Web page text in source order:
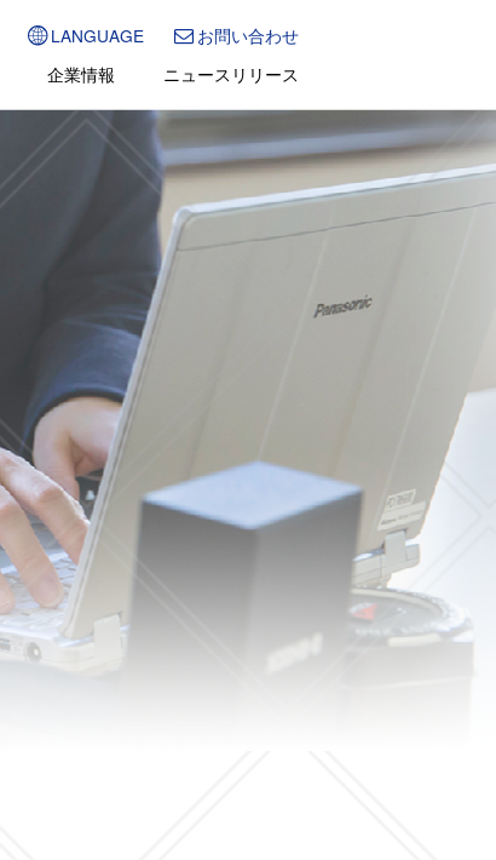
企業情報 ニュースリリース
LANGUAGE お問い合わせ